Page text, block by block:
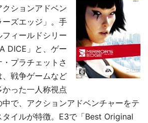
ションアドベン
ズエッジ」。手
ィールドシリー
DICE」と、ゲー
プラチェットさ
戦争ゲームなど
った一人称視点
で、アクションアドベンチャーをテ
タイルが特徴。E3で「Best Original